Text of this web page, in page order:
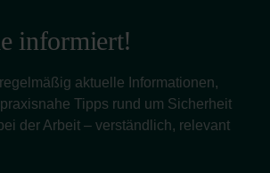
informiert!
aktuelle Informationen,
Tipps rund um Sicherheit
der Arbeit – verständlich, relevant